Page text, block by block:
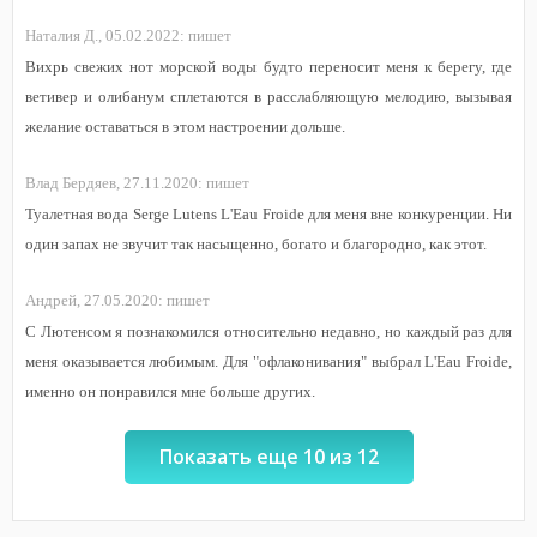
Наталия Д., 05.02.2022: пишет
Вихрь свежих нот морской воды будто переносит меня к берегу, где
ветивер и олибанум сплетаются в расслабляющую мелодию, вызывая
желание оставаться в этом настроении дольше.
Влад Бердяев, 27.11.2020: пишет
Туалетная вода Serge Lutens L'Eau Froide для меня вне конкуренции. Ни
один запах не звучит так насыщенно, богато и благородно, как этот.
Андрей, 27.05.2020: пишет
С Лютенсом я познакомился относительно недавно, но каждый раз для
меня оказывается любимым. Для "офлаконивания" выбрал L'Eau Froide,
именно он понравился мне больше других.
Показать еще 10 из 12